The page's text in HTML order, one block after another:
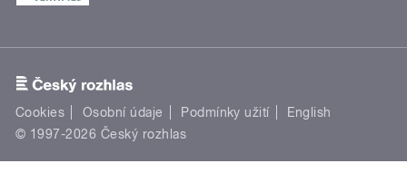
Cookies Osobní údaje Podmínky užití
English
© 1997-2026 Český rozhlas